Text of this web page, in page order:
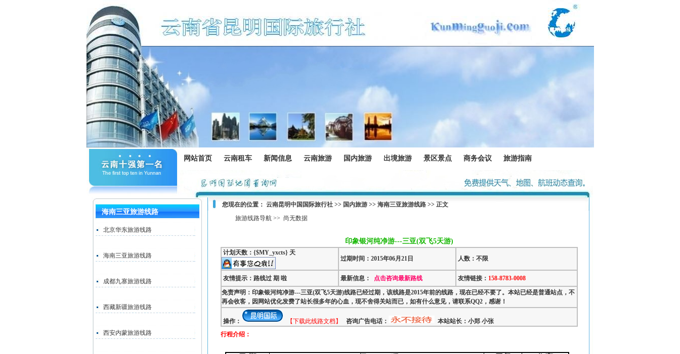
网站首页 云南租车 新闻信息 云南旅游 国内旅游 出境旅游 景区景点 商务会议 旅游指南
海南三亚旅游线路
北京华东旅游线路
海南三亚旅游线路
成都九寨旅游线路
西藏新疆旅游线路
西安内蒙旅游线路
您现在的位置： 云南昆明中国国际旅行社>> 国内旅游>> 海南三亚旅游线路>> 正文
旅游线路导航 >> 尚无数据
印象银河纯净游---三亚(双飞5天游)
计划天数：{$MY_yxcts} 天
过期时间：2015年06月21日
人数：不限
友情提示：路线过 期 啦 最新信息： 点击咨询最新路线 友情链接： 158-8783-0008
免责声明：印象银河纯净游---三亚(双飞5天游)线路已经过期，该线路是2015年前的线路，现在已经不要了。本站已经是普通站点，不
再会收客，因网站优化发费了站长很多年的心血，现不舍得关站而已，如有什么意见，请联系QQ2，感谢！
操作： 【下载此线路文档】 咨询广告电话：
本站站长：小郑 小张
行程介绍：